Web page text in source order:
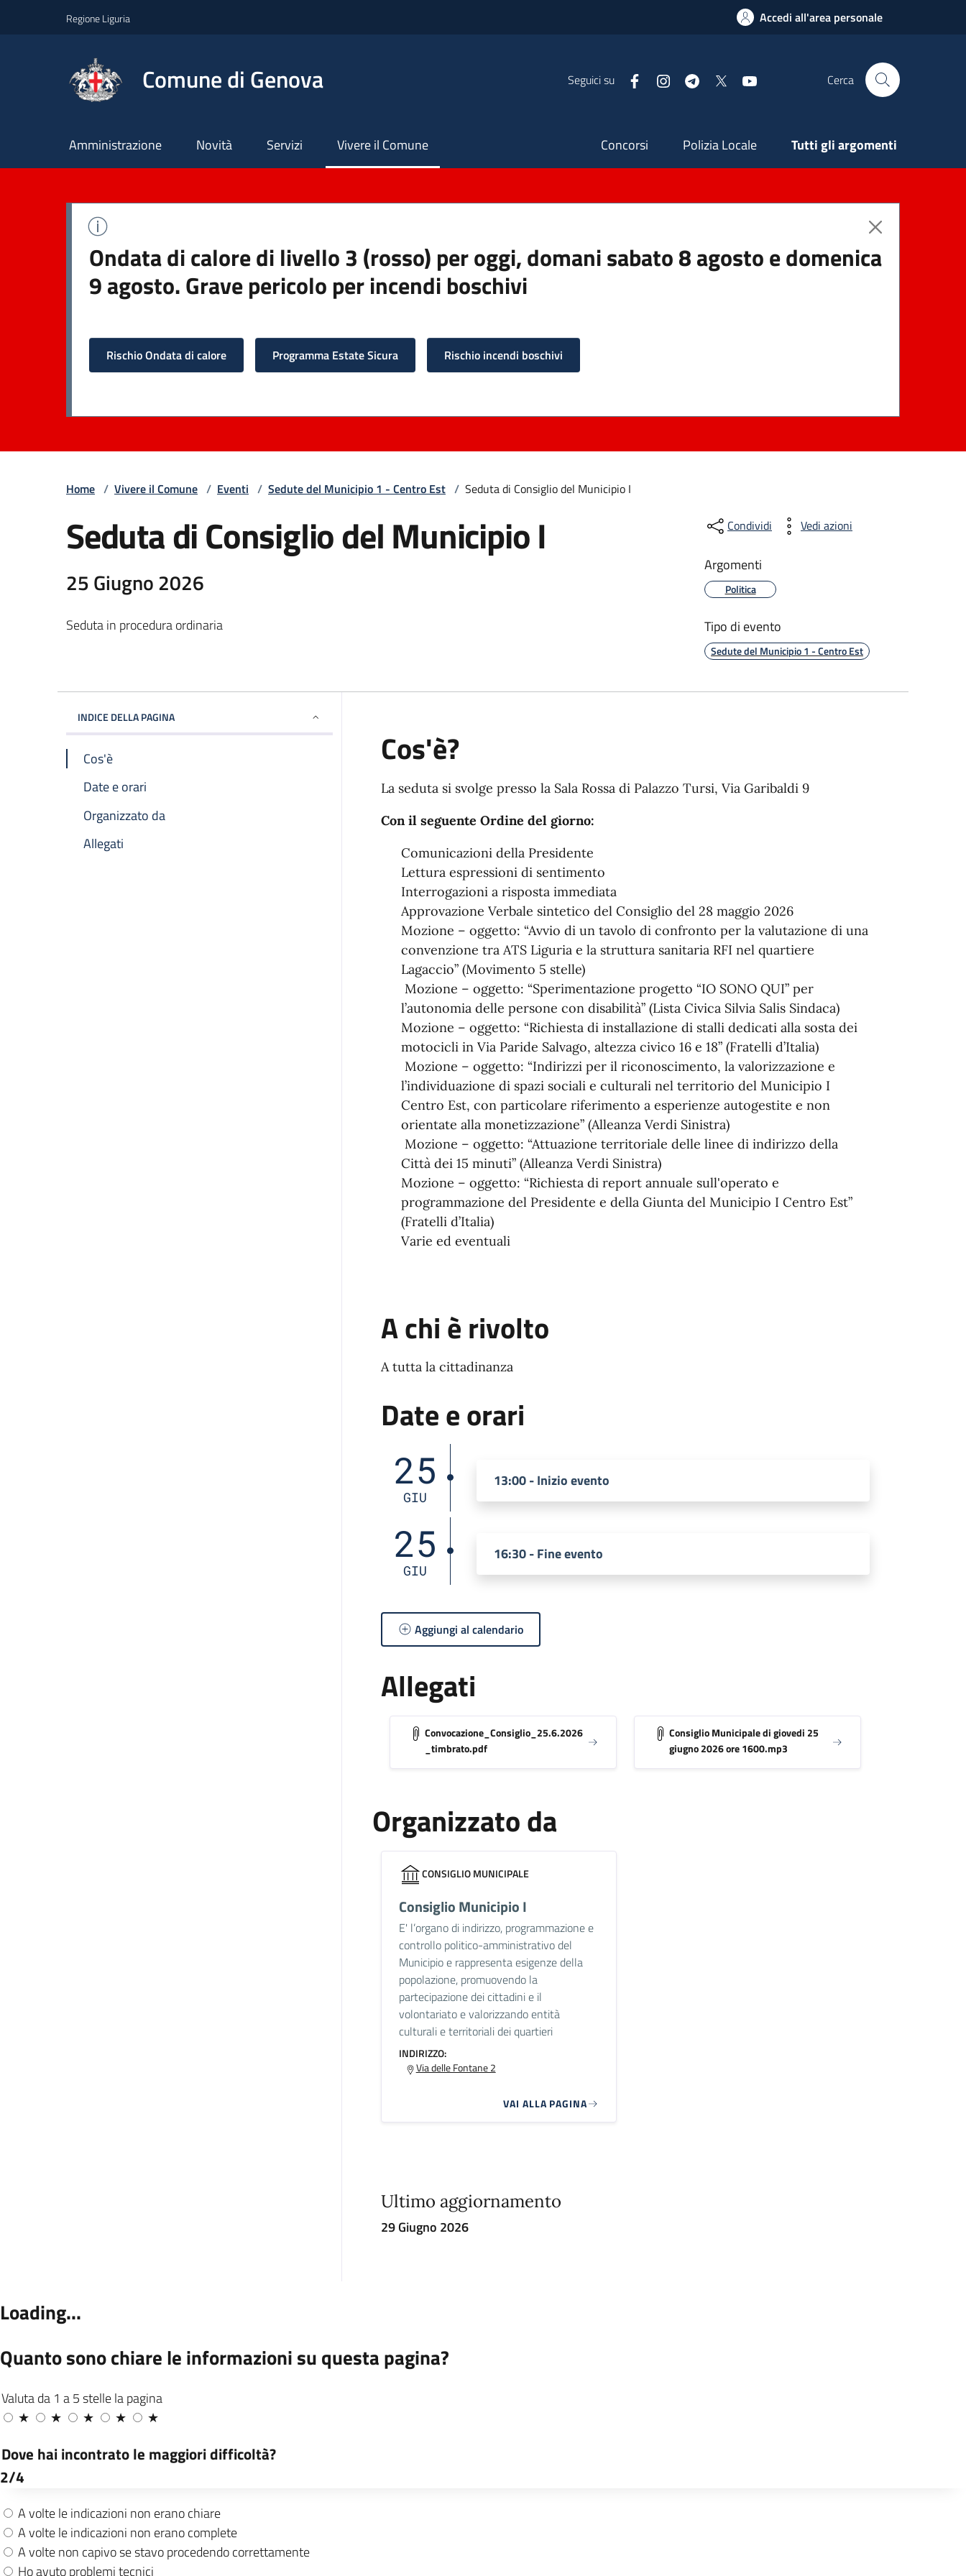
Regione Liguria Accedi all'area personale
Comune di Genova Seguici su FacebookInstagramTelegram Cerca
Principale
Amministrazione Novità Servizi Vivere il Comune Secondaria
Concorsi Polizia Locale Tutti gli argomenti
Ondata di calore di livello 3 (rosso) per oggi, domani sabato 8 agosto e domenica
9 agosto. Grave pericolo per incendi boschivi
Rischio Ondata di calore Programma Estate Sicura Rischio incendi boschivi
Home / Vivere il Comune / Eventi / Sedute del Municipio 1 - Centro Est / Seduta di Consiglio del Municipio I
Seduta di Consiglio del Municipio I
25 Giugno 2026
Seduta in procedura ordinaria
Condividi Vedi azioni
Argomenti
Politica
Tipo di evento
Sedute del Municipio 1 - Centro Est
INDICE DELLA PAGINA
Cos'è
Date e orari
Organizzato da
Allegati
Cos'è?
La seduta si svolge presso la Sala Rossa di Palazzo Tursi, Via Garibaldi 9
Con il seguente Ordine del giorno:
Comunicazioni della Presidente
Lettura espressioni di sentimento
Interrogazioni a risposta immediata
Approvazione Verbale sintetico del Consiglio del 28 maggio 2026
Mozione – oggetto: “Avvio di un tavolo di confronto per la valutazione di una
convenzione tra ATS Liguria e la struttura sanitaria RFI nel quartiere
Lagaccio” (Movimento 5 stelle)
Mozione – oggetto: “Sperimentazione progetto “IO SONO QUI” per
l’autonomia delle persone con disabilità” (Lista Civica Silvia Salis Sindaca)
Mozione – oggetto: “Richiesta di installazione di stalli dedicati alla sosta dei
motocicli in Via Paride Salvago, altezza civico 16 e 18” (Fratelli d’Italia)
Mozione – oggetto: “Indirizzi per il riconoscimento, la valorizzazione e
l’individuazione di spazi sociali e culturali nel territorio del Municipio I
Centro Est, con particolare riferimento a esperienze autogestite e non
orientate alla monetizzazione” (Alleanza Verdi Sinistra)
Mozione – oggetto: “Attuazione territoriale delle linee di indirizzo della
Città dei 15 minuti” (Alleanza Verdi Sinistra)
Mozione – oggetto: “Richiesta di report annuale sull'operato e
programmazione del Presidente e della Giunta del Municipio I Centro Est”
(Fratelli d’Italia)
Varie ed eventuali
A chi è rivolto
A tutta la cittadinanza
Date e orari
25
GIU
13:00 - Inizio evento
25
GIU
16:30 - Fine evento
Aggiungi al calendario
Allegati
Convocazione_Consiglio_25.6.2026
_timbrato.pdf
Consiglio Municipale di giovedi 25
giugno 2026 ore 1600.mp3
Organizzato da
CONSIGLIO MUNICIPALE
Consiglio Municipio I
E' l’organo di indirizzo, programmazione e
controllo politico-amministrativo del
Municipio e rappresenta esigenze della
popolazione, promuovendo la
partecipazione dei cittadini e il
volontariato e valorizzando entità
culturali e territoriali dei quartieri
INDIRIZZO:
Via delle Fontane 2
VAI ALLA PAGINA
Ultimo aggiornamento
29 Giugno 2026